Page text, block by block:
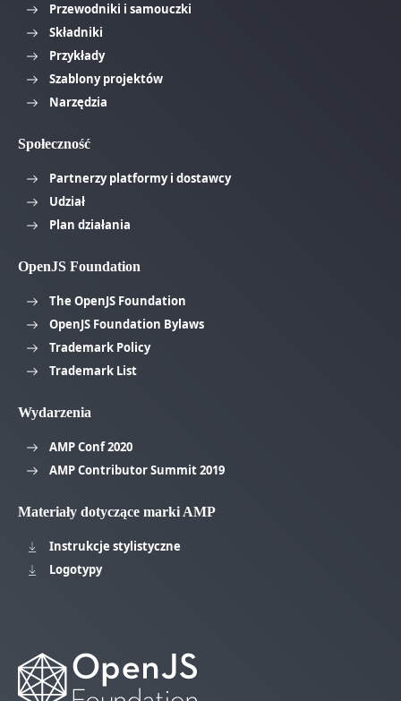
Przewodniki i samouczki
Składniki
Przykłady
Szablony projektów
Narzędzia
Społeczność
Partnerzy platformy i dostawcy
Udział
Plan działania
OpenJS Foundation
The OpenJS Foundation
OpenJS Foundation Bylaws
Trademark Policy
Trademark List
Wydarzenia
AMP Conf 2020
AMP Contributor Summit 2019
Materiały dotyczące marki AMP
Instrukcje stylistyczne
Logotypy